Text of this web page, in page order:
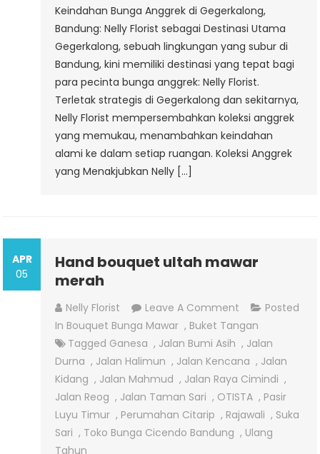
Keindahan Bunga Anggrek di Gegerkalong,
Bandung: Nelly Florist sebagai Destinasi Utama
Gegerkalong, sebuah lingkungan yang subur di
Bandung, kini memiliki destinasi yang tepat bagi
para pecinta bunga anggrek: Nelly Florist.
Terletak strategis di Gegerkalong dan sekitarnya,
Nelly Florist mempersembahkan koleksi anggrek
yang memukau, menambahkan keindahan
alami ke dalam setiap ruangan. Koleksi Anggrek
yang Menakjubkan Nelly […]
APR
05
Hand bouquet ultah mawar
merah
Nelly Florist Leave A Comment On
Hand
Bouquet
Ultah
Mawar
Merah
Posted
In Bouquet Bunga Mawar , Buket Tangan
Tagged Ganesa , Jalan Bumi Asih , Jalan
Durna , Jalan Halimun , Jalan Kencana , Jalan
Kidang , Jalan Mahmud , Jalan Raya Cimindi ,
Jalan Reog , Jalan Taman Sari , OTISTA , Pasir
Luyu Timur , Perumahan Citarip , Rajawali , Suka
Sari , Toko Bunga Cicendo Bandung , Ulang
Tahun